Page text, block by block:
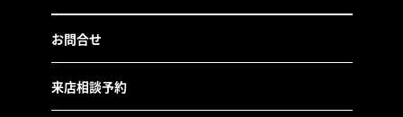
お問合せ
来店相談予約